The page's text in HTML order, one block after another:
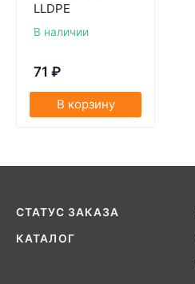
LLDPE
В наличии
71 ₽
В корзину
СТАТУС ЗАКАЗА
КАТАЛОГ